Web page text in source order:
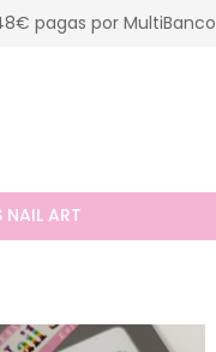
pagas por MultiBanco
NAIL ART